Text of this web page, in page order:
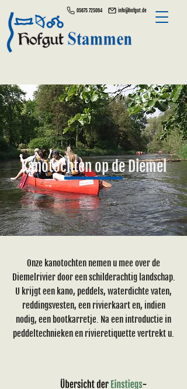
05675 725094 info@hofgut.de
Kanotochten op de Diemel
Onze kanotochten nemen u mee over de
Diemelrivier door een schilderachtig landschap.
U krijgt een kano, peddels, waterdichte vaten,
reddingsvesten, een rivierkaart en, indien
nodig, een bootkarretje. Na een introductie in
peddeltechnieken en rivieretiquette vertrekt u.